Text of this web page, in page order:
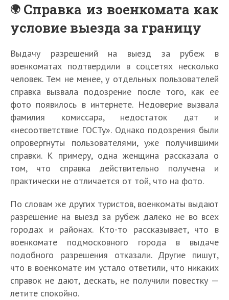
Справка из военкомата как
условие выезда за границу
Выдачу разрешений на выезд за рубеж в
военкоматах подтвердили в соцсетях несколько
человек. Тем не менее, у отдельных пользователей
справка вызвала подозрение после того, как ее
фото появилось в интернете. Недоверие вызвала
фамилия комиссара, недостаток дат и
«несоответствие ГОСТу». Однако подозрения были
опровергнуты пользователями, уже получившими
справки. К примеру, одна женщина рассказала о
том, что справка действительно получена и
практически не отличается от той, что на фото.
По словам же других туристов, военкоматы выдают
разрешение на выезд за рубеж далеко не во всех
городах и районах. Кто-то рассказывает, что в
военкомате подмосковного города в выдаче
подобного разрешения отказали. Другие пишут,
что в военкомате им устало ответили, что никаких
справок не дают, дескать, не получили повестку —
летите спокойно.